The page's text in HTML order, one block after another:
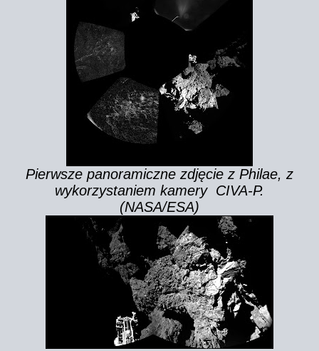
Pierwsze panoramiczne zdjęcie z Philae, z
wykorzystaniem kamery CIVA-P.
(NASA/ESA)